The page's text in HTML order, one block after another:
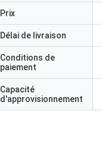
Prix
Délai de livraison
Conditions de
paiement
Capacité
d'approvisionnement